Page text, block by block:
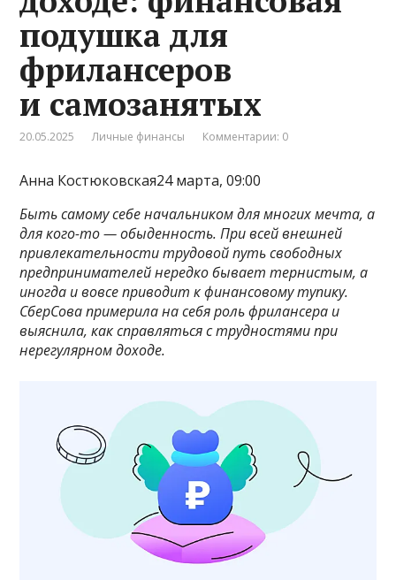
подушка для
фрилансеров
и самозанятых
20.05.2025 Личные финансы Комментарии: 0
Анна Костюковская24 марта, 09:00
Быть самому себе начальником для многих мечта, а
для кого-то — обыденность. При всей внешней
привлекательности трудовой путь свободных
предпринимателей нередко бывает тернистым, а
иногда и вовсе приводит к финансовому тупику.
СберСовапримерила на себя роль фрилансера и
выяснила, как справляться с трудностями при
нерегулярном доходе.